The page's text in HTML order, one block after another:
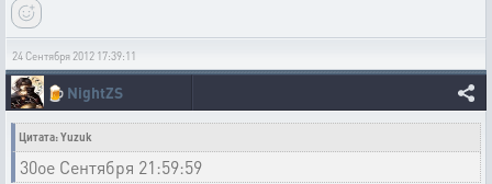
24 Сентября 2012 17:39:11
🍺 NightZS
Цитата: Yuzuk
30ое Сентября 21:59:59